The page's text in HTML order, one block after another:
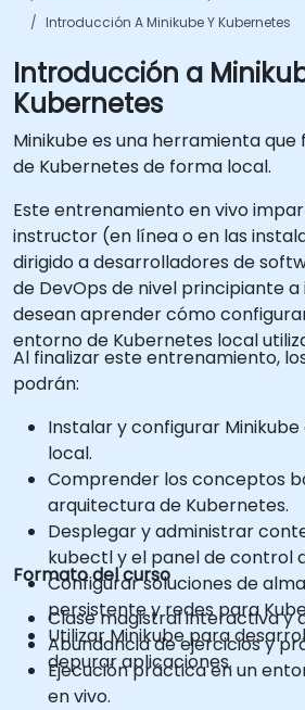
Introducción A Minikube Y Kubernetes
Introducción a
Kubernetes
Minikube es una herramienta
de Kubernetes de forma local.
Este entrenamiento en vivo
instructor (en línea o en las
dirigido a desarrolladores de
de DevOps de nivel principiante
desean aprender cómo
entorno de Kubernetes local
Al finalizar este entrenamiento,
podrán:
Instalar y configurar Minikube
local.
Comprender los conceptos
arquitectura de Kubernetes.
Desplegar y administrar
kubectl y el panel de control
Configurar soluciones de
persistente y redes para
Utilizar Minikube para
depurar aplicaciones.
Formato del curso
Clase magistral interactiva y
Abundancia de ejercicios y
Ejecución práctica en un
en vivo.